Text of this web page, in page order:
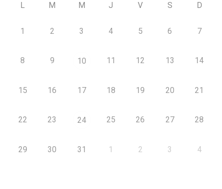
L M M J V S D
1 2 3 4 5 6 7
8 9 10 11 12 13 14
15 16 17 18 19 20 21
22 23 24 25 26 27 28
29 30 31 1 2 3 4